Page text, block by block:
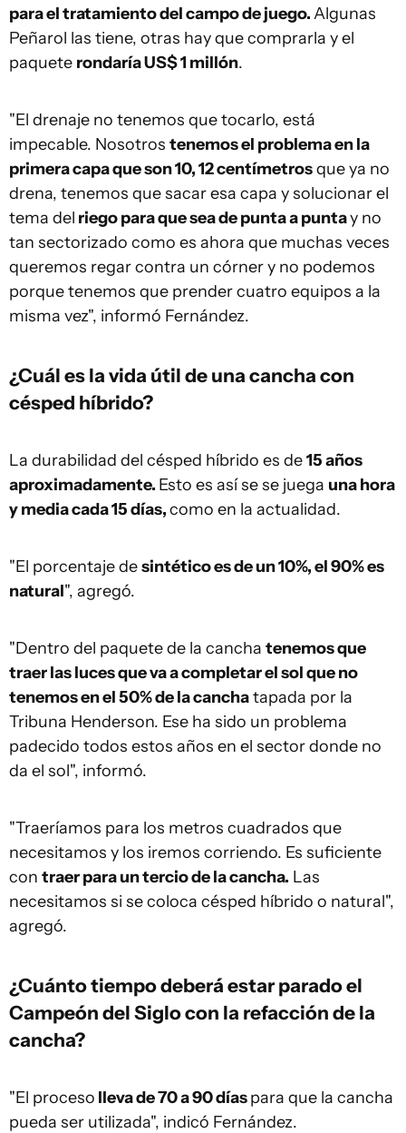
para el tratamiento del campo de juego.Algunas
Peñarol las tiene, otras hay que comprarla y el
paquete rondaría US$ 1 millón.
"El drenaje no tenemos que tocarlo, está
impecable. Nosotros tenemos el problema en la
primera capa que son 10, 12 centímetrosque ya no
drena, tenemos que sacar esa capa y solucionar el
tema del riego para que sea de punta a puntay no
tan sectorizado como es ahora que muchas veces
queremos regar contra un córner y no podemos
porque tenemos que prender cuatro equipos a la
misma vez", informó Fernández.
¿Cuál es la vida útil de una cancha con
césped híbrido?
La durabilidad del césped híbrido es de15 años
aproximadamente. Esto es así se se juega una hora
y media cada 15 días,como en la actualidad.
"El porcentaje desintético es de un 10%, el 90% es
natural", agregó.
"Dentro del paquete de la cancha tenemos que
traer las luces que va a completar el sol que no
tenemos en el 50% de la canchatapada por la
Tribuna Henderson. Ese ha sido un problema
padecido todos estos años en el sector donde no
da el sol", informó.
"Traeríamos para los metros cuadrados que
necesitamos y los iremos corriendo. Es suficiente
con traer para un tercio de la cancha. Las
necesitamos si se coloca césped híbrido o natural",
agregó.
¿Cuánto tiempo deberá estar parado el
Campeón del Siglo con la refacción de la
cancha?
"El proceso lleva de 70 a 90 díaspara que la cancha
pueda ser utilizada", indicó Fernández.